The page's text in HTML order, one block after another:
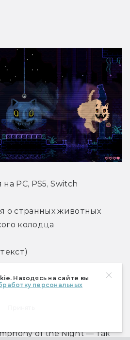
Находясь на сайте вы
персональных
на PC, PS5, Switch
о странных животных
колодца
начале этого списка мы
—
of the Night — так